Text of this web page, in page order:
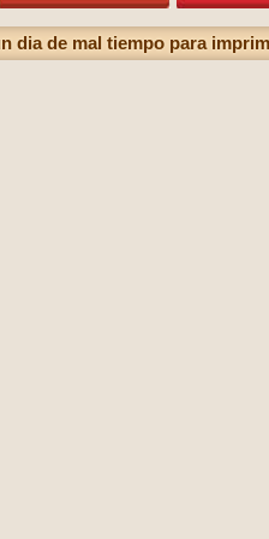
dia de mal tiempo para